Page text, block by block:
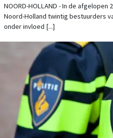
NOORD-HOLLAND - In de
Noord-Holland twintig bestuurders
onder invloed [...]